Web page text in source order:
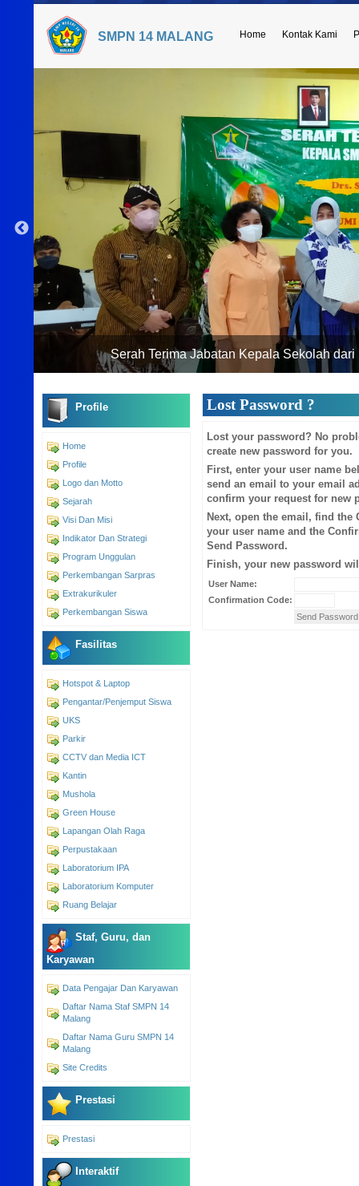
SMPN 14 MALANG Home Kontak Kami
Serah Terima Jabatan Kepala Sekolah
Profile
Home
Profile
Logo dan Motto
Sejarah
Visi Dan Misi
Indikator Dan Strategi
Program Unggulan
Perkembangan Sarpras
Extrakurikuler
Perkembangan Siswa
Fasilitas
Hotspot & Laptop
Pengantar/Penjemput Siswa
UKS
Parkir
CCTV dan Media ICT
Kantin
Mushola
Green House
Lapangan Olah Raga
Perpustakaan
Laboratorium IPA
Laboratorium Komputer
Ruang Belajar
Staf, Guru, dan
Karyawan
Data Pengajar Dan Karyawan
Daftar Nama Staf SMPN 14
Malang
Daftar Nama Guru SMPN 14
Malang
Site Credits
Prestasi
Prestasi
Interaktif
Lost Password ?
Lost your password? No
create new password for you.
First, enter your user name
send an email to your email
confirm your request for new
Next, open the email, find the
your user name and the
Send Password.
Finish, your new password
User Name:
Confirmation Code: